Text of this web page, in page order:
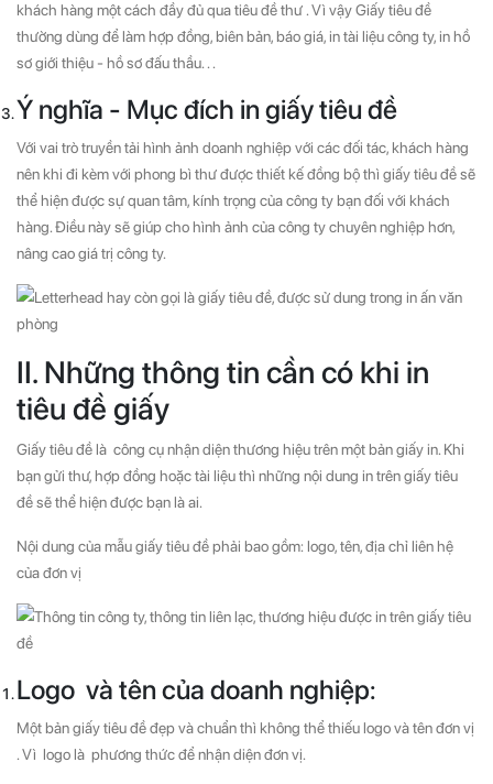
khách hàng một cách đầy đủ qua tiêu đề thư . Vì vậy Giấy tiêu đề
thường dùng để làm hợp đồng, biên bản, báo giá, in tài liệu công ty, in hồ
sơ giới thiệu - hồ sơ đấu thầu. . .
Ý nghĩa - Mục đích in giấy tiêu đề
Với vai trò truyền tải hình ảnh doanh nghiệp với các đối tác, khách hàng
nên khi đi kèm với phong bì thư được thiết kế đồng bộ thì giấy tiêu đề sẽ
thể hiện được sự quan tâm, kính trọng của công ty bạn đối với khách
hàng. Điều này sẽ giúp cho hình ảnh của công ty chuyên nghiệp hơn,
nâng cao giá trị công ty.
II. Những thông tin cần có khi in
tiêu đề giấy
Giấy tiêu đề là công cụ nhận diện thương hiệu trên một bản giấy in. Khi
bạn gửi thư, hợp đồng hoặc tài liệu thì những nội dung in trên giấy tiêu
đề sẽ thể hiện được bạn là ai.
Nội dung của mẫu giấy tiêu đề phải bao gồm: logo, tên, địa chỉ liên hệ
của đơn vị
Logo và tên của doanh nghiệp:
Một bản giấy tiêu đề đẹp và chuẩn thì không thể thiếu logo và tên đơn vị
. Vì logo là phương thức để nhận diện đơn vị.